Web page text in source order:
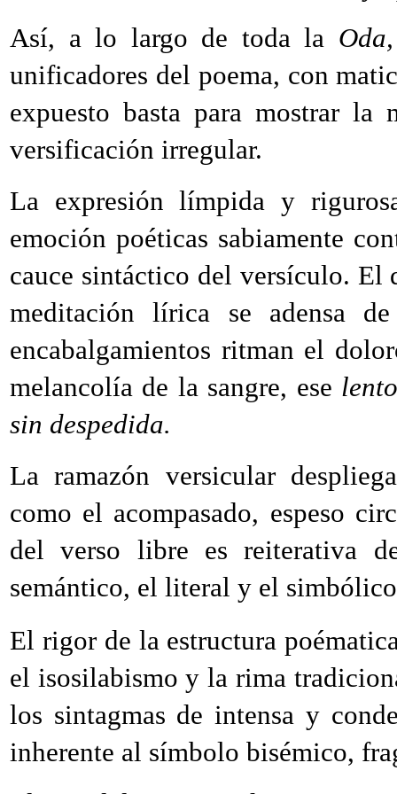
Así, a lo largo de toda la Oda,
unificadores del poema, con
expuesto basta para mostrar
versificación irregular.
La expresión límpida y
emoción poéticas sabiamente
cauce sintáctico del versículo. El
meditación lírica se adensa
encabalgamientos ritman el
melancolía de la sangre, ese
sin despedida.
La ramazón versicular
como el acompasado, espeso
del verso libre es reiterativa
semántico, el literal y el simbólico
El rigor de la estructura
el isosilabismo y la rima
los sintagmas de intensa y
inherente al símbolo bisémico,